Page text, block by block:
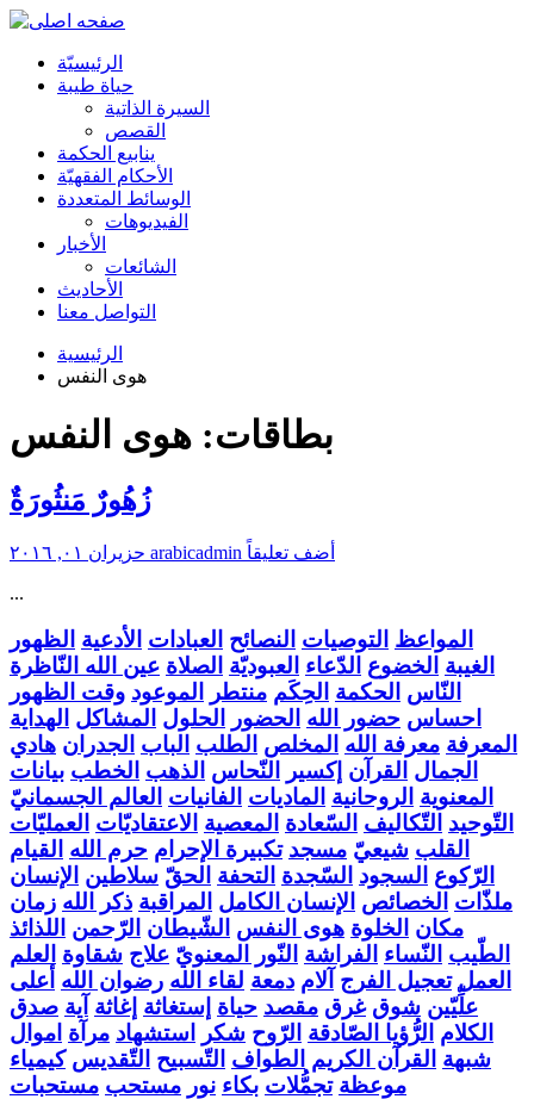
الرئیسیّة
حياة طيبة
السيرة الذاتية
القصص
ينابيع الحكمة
الأحکام الفقهیّة
الوسائط المتعددة
الفیدیوهات
الأخبار
الشائعات
الأحادیث
التواصل معنا
الرئيسية
هوى النفس
بطاقات: هوى النفس
زُهُورٌ مَنثُورَةٌ
arabicadmin أضف تعليقاً
...
المواعظ التوصيات النصائح العبادات الأدعية الظهور
الغيبة الخضوع الدّعاء العبوديّة الصلاة عين الله النّاظرة
النّاس الحكمة الحِكَم منتطر الموعود وقت الظهور
احساس حضور الله الحضور الحلول المشاكل الهداية
المعرفة معرفة الله المخلص الطلب الباب الجدران هادي
الجمال القرآن إكسير النّحاس الذهب الخطب بيانات
المعنوية الروحانية الماديات الفانيات العالم الجسمانيّ
التّوحيد التّكاليف السّعادة المعصية الاعتقاديّات العمليّات
القلب شيعيّ مسجد تكبيرة الإحرام حرم الله القيام
الرّكوع السجود السّجدة التحفة الحقّ سلاطين الإنسان
ملذّات الخصائص الإنسان الكامل المراقبة ذكر الله زمان
مكان الخلوة هوى النفس الشّيطان الرّحمن اللذائذ
الطّيب النّساء الفراشة النّور المعنويّ علاج شقاوة العلم
العمل تعجيل الفرج آلام دمعة لقاء الله رضوان الله أعلى
علِّيّين شوق غرق مقصد حياة إستغاثة إغاثة آية صدق
الكلام الرُّؤيا الصّادقة الرّوح شكر استشهاد مرآة اموال
شبهة القرآن الكريم الطواف التّسبيح التّقديس كيمياء
موعظة تجمُّلات بكاء نور مستحب مستحبات